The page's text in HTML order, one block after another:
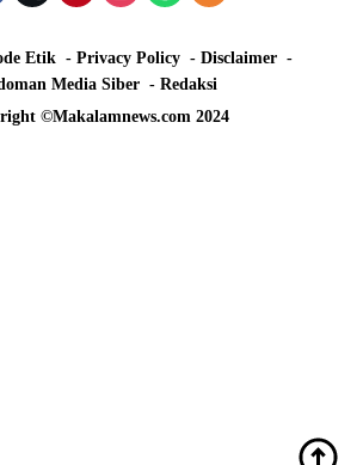
Etik Privacy Policy
Disclaimer
Media Siber
Redaksi
©Makalamnews.com 2024